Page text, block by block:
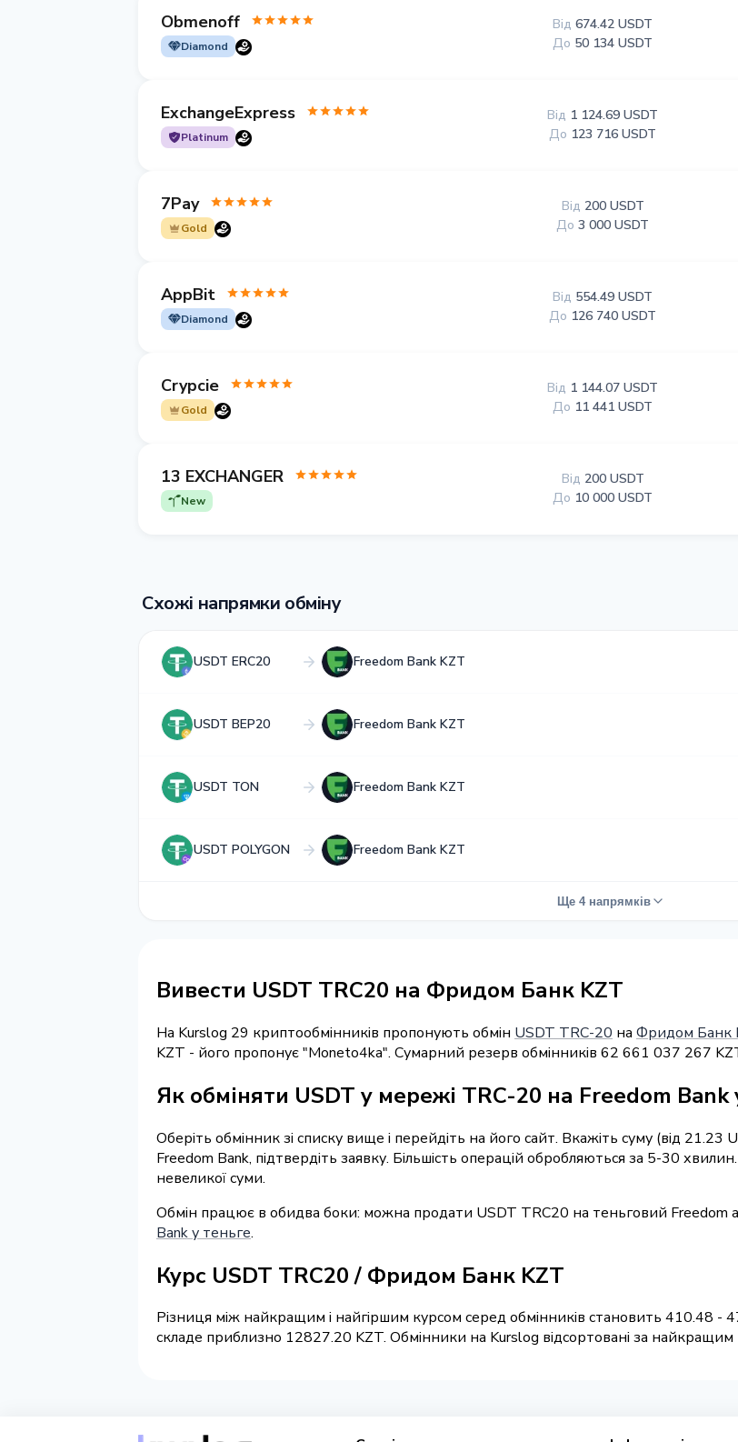
Obmenoff
Diamond
Від 674.42 USDT
До 50 134 USDT
ExchangeExpress
Platinum
Від 1 124.69 USDT
До 123 716 USDT
7Pay
Gold
Від 200 USDT
До 3 000 USDT
AppBit
Diamond
Від 554.49 USDT
До 126 740 USDT
Crypcie
Gold
Від 1 144.07 USDT
До 11 441 USDT
13 EXCHANGER
New
Від 200 USDT
До 10 000 USDT
Схожі напрямки обміну
USDT ERC20 Freedom Bank KZT
USDT BEP20 Freedom Bank KZT
USDT TON Freedom Bank KZT
USDT POLYGON Freedom Bank KZT
Ще 4 напрямків
Вивести USDT TRC20 на Фридом Банк KZT
На Kurslog 29 криптообмінників пропонують обмін USDT TRC-20 на Фридом Банк
KZT - його пропонує "Moneto4ka". Сумарний резерв обмінників 62 661 037 267
Як обміняти USDT у мережі TRC-20 на Freedom Bank
Оберіть обмінник зі списку вище і перейдіть на його сайт. Вкажіть суму (від
Freedom Bank, підтвердіть заявку. Більшість операцій обробляються за 5-30
невеликої суми.
Обмін працює в обидва боки: можна продати USDT TRC20 на теньговий Freedom
Bank у теньге.
Курс USDT TRC20 / Фридом Банк KZT
Різниця між найкращим і найгіршим курсом серед обмінників становить 410.48 -
складе приблизно 12827.20 KZT. Обмінники на Kurslog відсортовані за найкращим